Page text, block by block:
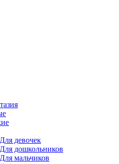
девочек
дошкольников
мальчиков